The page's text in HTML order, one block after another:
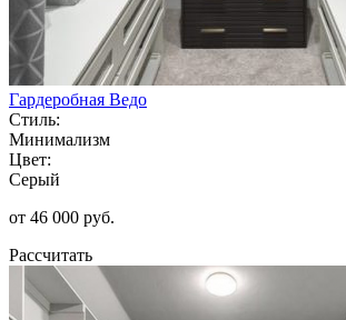
Гардеробная Ведо
Стиль:
Минимализм
Цвет:
Серый
от 46 000 руб.
Рассчитать